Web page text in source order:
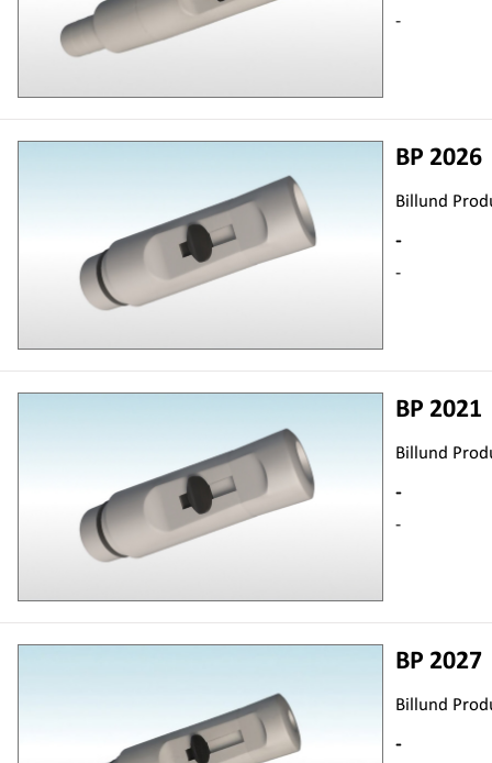
-
BP 2026
Billund
-
-
BP 2021
Billund
-
-
BP 2027
Billund
-